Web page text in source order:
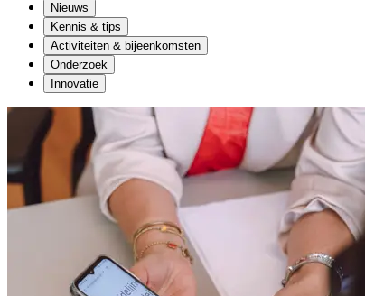
Nieuws
Kennis & tips
Activiteiten & bijeenkomsten
Onderzoek
Innovatie